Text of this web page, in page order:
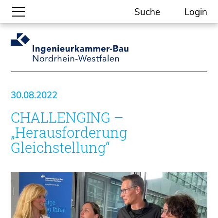
Suche
Gesellschaftliche Themen
Aktuelle Meldungen
Kein Ding ohne ING.
Ingenieurkammer-Bau NRW
Willkommen bei der Kammer
Aufgaben
Gremien
Geschäftsstelle
Mitgliedschaft
Veranstaltungsformate
Unsere Publikationen
Login
30.08.2022
CHALLENGING –
„Herausforderung
Gleichstellung“